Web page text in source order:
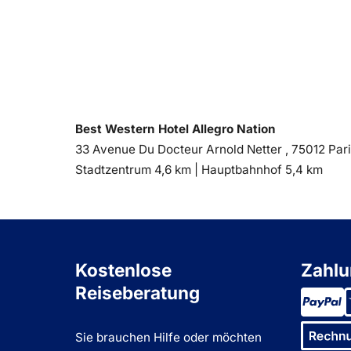
Best Western Hotel Allegro Nation
33 Avenue Du Docteur Arnold Netter , 75012
Entfernung
Stadtzentrum 4,6 km | Entfernung
Hauptbahnhof 5,4 km
Kostenlose
Reiseberatung
Sie brauchen Hilfe oder möchten